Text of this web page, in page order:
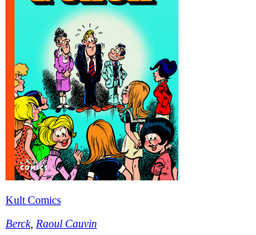
Kult Comics
Berck, Raoul Cauvin